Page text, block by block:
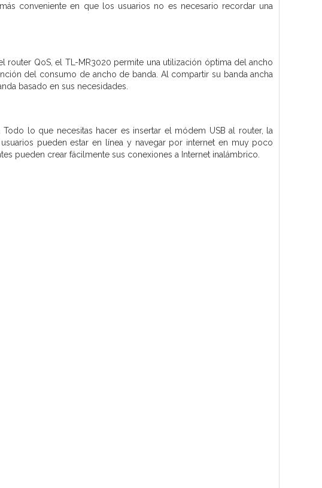
conveniente en que los usuarios no es necesario recordar una
router QoS, el TL-MR3020 permite una utilización óptima del ancho
del consumo de ancho de banda. Al compartir su banda ancha
basado en sus necesidades.
lo que necesitas hacer es insertar el módem USB al router, la
pueden estar en línea y navegar por internet en muy poco
pueden crear fácilmente sus conexiones a Internet inalámbrico.